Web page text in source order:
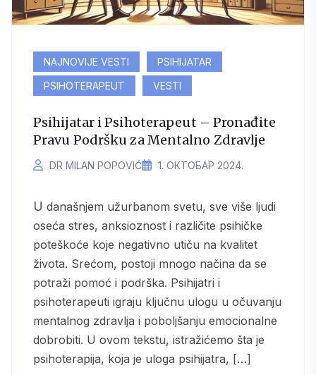
NAJNOVIJE VESTI
PSIHIJATAR
PSIHOTERAPEUT
VESTI
Psihijatar i Psihoterapeut – Pronađite
Pravu Podršku za Mentalno Zdravlje
DR MILAN POPOVIĆ 1. ОКТОБАР 2024.
U današnjem užurbanom svetu, sve više ljudi
oseća stres, anksioznost i različite psihičke
poteškoće koje negativno utiču na kvalitet
života. Srećom, postoji mnogo načina da se
potraži pomoć i podrška. Psihijatri i
psihoterapeuti igraju ključnu ulogu u očuvanju
mentalnog zdravlja i poboljšanju emocionalne
dobrobiti. U ovom tekstu, istražićemo šta je
psihoterapija, koja je uloga psihijatra, […]